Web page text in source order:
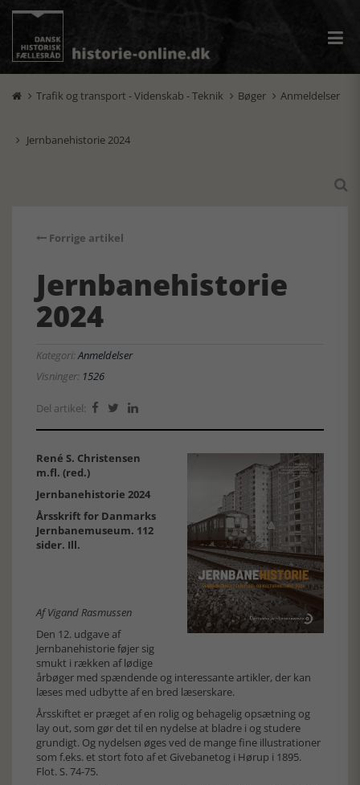
 Trafik og transport - Videnskab - Teknik  Bøger  Anmeldelser
 Jernbanehistorie 2024

Forrige artikel
Jernbanehistorie
2024
Kategori:Anmeldelser
Visninger: 1526
Del artikel:   
René S. Christensen
m.fl. (red.)
Jernbanehistorie 2024
Årsskrift for Danmarks
Jernbanemuseum. 112
sider. Ill.
Af Vigand Rasmussen
Den 12. udgave af
Jernbanehistorie føjer sig
smukt i rækken af lødige
årbøger med spændende og interessante artikler, der kan
læses med udbytte af en bred læserskare.
Årsskiftet er præget af en rolig og behagelig opsætning og
lay out, som gør det til en nydelse at bladre i og studere
grundigt. Og nydelsen øges ved de mange fine illustrationer
som f.eks. et stort foto af et Givebanetog i Hørup i 1895.
Flot. S. 74-75.